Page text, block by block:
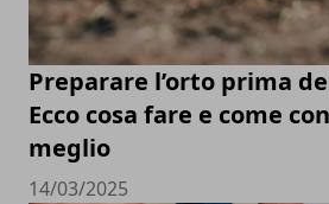
Preparare l’orto prima
Ecco cosa fare e come
meglio
14/03/2025